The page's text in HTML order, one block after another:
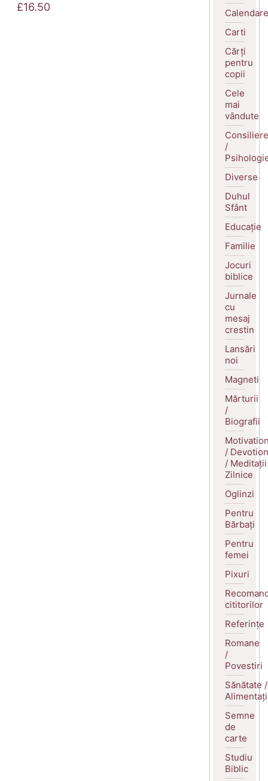
£16.50
Calendare
Carti
Cărți
pentru
copii
Cele
mai
vândute
Consiliere
/
Diverse
Duhul
Sfânt
Educație
Familie
Jocuri
biblice
Jurnale
cu
mesaj
crestin
Lansări
noi
Magneti
Mărturii
/
Biografii
/
/ Meditații
Zilnice
Oglinzi
Pentru
Bărbați
Pentru
femei
Pixuri
cititorilor
Referințe
Romane
/
Povestiri
Sănătate /
Semne
de
carte
Studiu
Biblic